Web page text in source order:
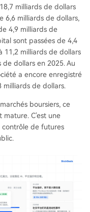
milliards de dollars
6,6 milliards de dollars,
4,9 milliards de
sont passées de 4,4
11,2 milliards de dollars
dollars en 2025. Au
a encore enregistré
milliards de dollars.
boursiers, ce
mature. C'est une
de futures